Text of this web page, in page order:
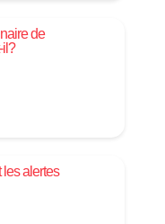
de
il?
alertes